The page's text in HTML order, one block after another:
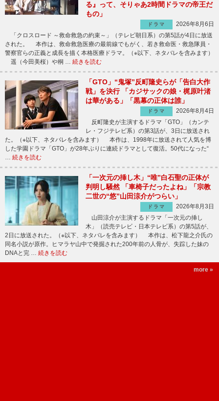
る』って、そりゃあ2時間ドラマの帝王だ
もの」
ドラマ
2026年8月6日
「クロスロード ～救命救急の約束～」（テレビ朝日系）の第5話が4日に放送
された。 本作は、救命救急医療の最前線でもがく、若き救命医・救急隊員・
警察官らの正義と成長を描く本格医療ドラマ。（※以下、ネタバレを含みます）
遥（今田美桜）や桐 … 続きを読む
「GTO」“鬼塚”反町隆史らが「告白大作
戦」を決行 「カジサックの娘・梶原叶渚
は華がある」「黒幕の正体は誰」
ドラマ
2026年8月4日
反町隆史が主演するドラマ「GTO」（カンテ
レ・フジテレビ系）の第3話が、3日に放送され
た。（※以下、ネタバレを含みます） 本作は、1998年に放送されて人気を博
した学園ドラマ「GTO」が28年ぶりに連続ドラマとして復活。50代になった“
… 続きを読む
「一次元の挿し木」“唯”白石聖の正体が
判明し騒然 「車椅子だったよね」「宗教
二世の“悠”山田涼介がつらい」
ドラマ
2026年8月3日
山田涼介が主演するドラマ「一次元の挿し
木」（読売テレビ・日本テレビ系）の第5話が、
2日に放送された。（※以下、ネタバレを含みます） 本作は、松下龍之介氏の
同名小説が原作。ヒマラヤ山中で発掘された200年前の人骨が、失踪した妹の
DNAと完 … 続きを読む
more »